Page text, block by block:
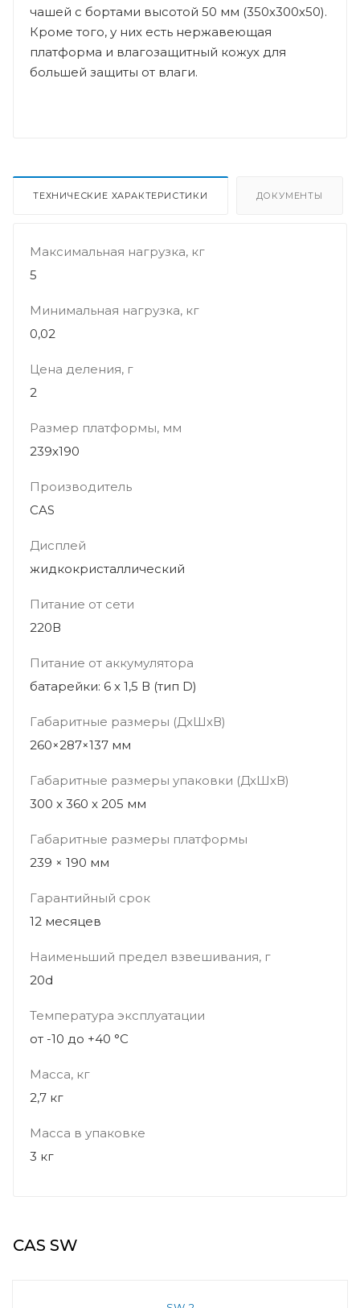
чашей с бортами высотой 50 мм (350х300х50).
Кроме того, у них есть нержавеющая
платформа и влагозащитный кожух для
большей защиты от влаги.
CAS SW
ТЕХНИЧЕСКИЕ ХАРАКТЕРИСТИКИ ДОКУМЕНТЫ
Максимальная нагрузка, кг
5
Минимальная нагрузка, кг
0,02
Цена деления, г
2
Размер платформы, мм
239х190
Производитель
CAS
Дисплей
жидкокристаллический
Питание от сети
220В
Питание от аккумулятора
батарейки: 6 x 1,5 В (тип D)
Габаритные размеры (ДхШхВ)
260×287×137 мм
Габаритные размеры упаковки (ДхШхВ)
300 x 360 x 205 мм
Габаритные размеры платформы
239 × 190 мм
Гарантийный срок
12 месяцев
Наименьший предел взвешивания, г
20d
Температура эксплуатации
от -10 до +40 °C
Масса, кг
2,7 кг
Масса в упаковке
3 кг